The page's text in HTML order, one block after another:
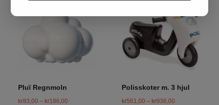
Pluï Regnmoln
kr83,00 – kr186,00
Polisskoter m. 3 hjul
kr561,00 – kr936,00